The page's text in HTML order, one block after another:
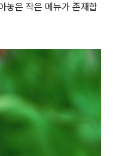
놓은 작은 메뉴가 존재합